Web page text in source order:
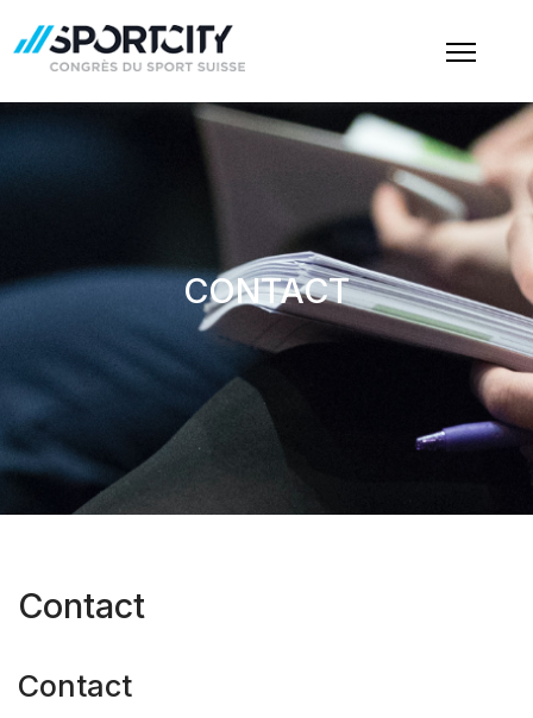
CONTACT
Contact
Contact